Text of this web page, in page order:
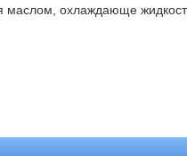
маслом, охлаждающе